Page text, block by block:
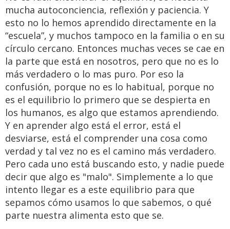
mucha autoconciencia, reflexión y paciencia. Y
esto no lo hemos aprendido directamente en la
“escuela”, y muchos tampoco en la familia o en su
círculo cercano. Entonces muchas veces se cae en
la parte que está en nosotros, pero que no es lo
más verdadero o lo mas puro. Por eso la
confusión, porque no es lo habitual, porque no
es el equilibrio lo primero que se despierta en
los humanos, es algo que estamos aprendiendo.
Y en aprender algo está el error, está el
desviarse, está el comprender una cosa como
verdad y tal vez no es el camino más verdadero.
Pero cada uno está buscando esto, y nadie puede
decir que algo es "malo". Simplemente a lo que
intento llegar es a este equilibrio para que
sepamos cómo usamos lo que sabemos, o qué
parte nuestra alimenta esto que se.